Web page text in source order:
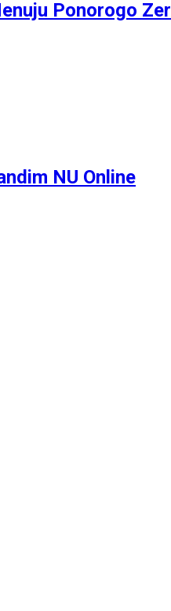
Ponorogo
NU Online